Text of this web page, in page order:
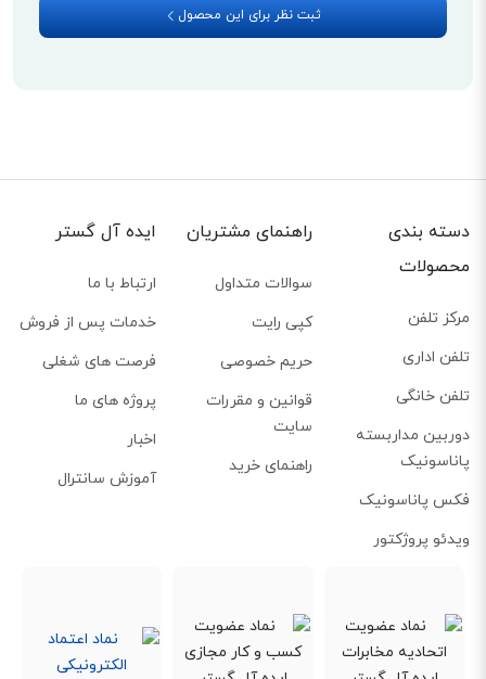
پیام‌ها تا 25 دقیقه، یار امین شما خواهد بود. حتی در صورت قطعی برق، این پیام‌ها
HDSP است. چه در حالت مکالمه با گوشی بیسیم هستید چه در حالت هندزفری،
از شرکت گیگاست برآورده می‌کند.
دفترچه مخاطبین
ثبت نظر برای این محصول
دسته بندی
محصولات
مرکز تلفن
تلفن اداری
تلفن خانگی
دوربین مداربسته
پاناسونیک
فکس پاناسونیک
ویدئو پروژکتور
راهنمای مشتریان
سوالات متداول
کپی رایت
حریم خصوصی
قوانین و مقررات
سایت
راهنمای خرید
ایده آل گستر
ارتباط با ما
خدمات پس از فروش
فرصت های شغلی
پروژه های ما
اخبار
آموزش سانترال